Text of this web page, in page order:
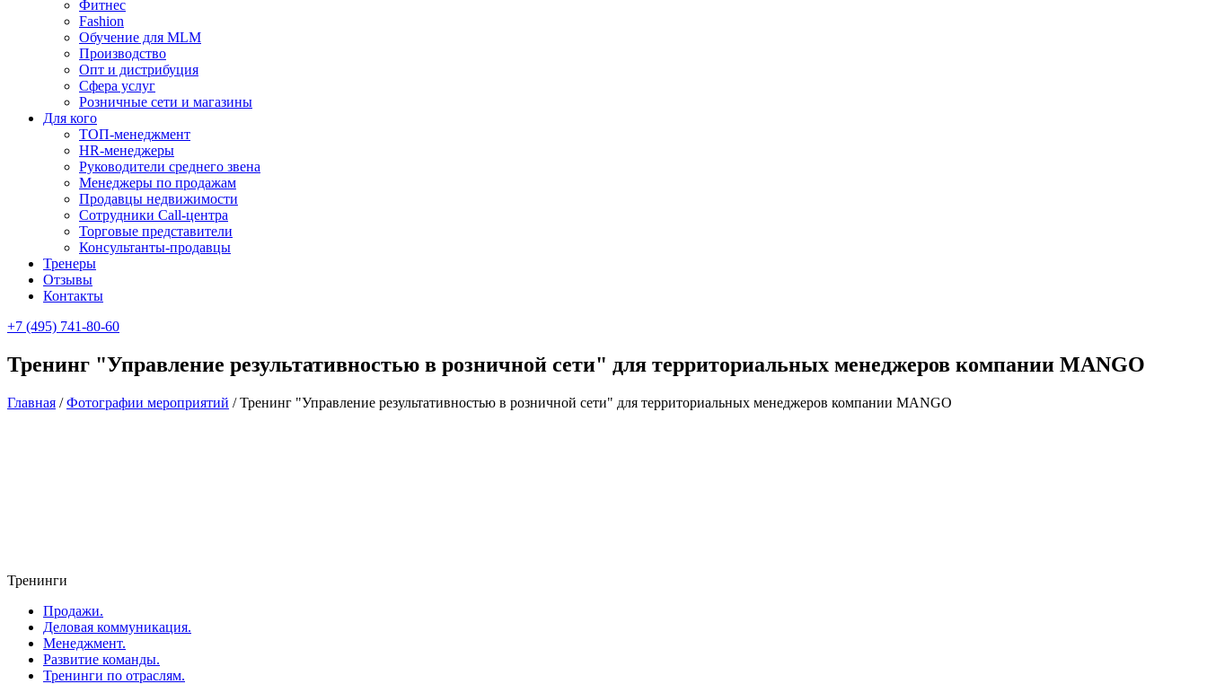
Фитнес
Fashion
Обучение для MLM
Производство
Опт и дистрибуция
Сфера услуг
Розничные сети и магазины
Для кого
ТОП-менеджмент
HR-менеджеры
Руководители среднего звена
Менеджеры по продажам
Продавцы недвижимости
Сотрудники Call-центра
Торговые представители
Консультанты-продавцы
Тренеры
Отзывы
Контакты
+7 (495) 741-80-60
Тренинг "Управление результативностью в розничной сети" для территориальных менеджеров компании MANGO
Главная /Фотографии мероприятий /Тренинг "Управление результативностью в розничной сети" для территориальных менеджеров компании MANGO
Тренинги
Продажи.
Деловая коммуникация.
Менеджмент.
Развитие команды.
Тренинги по отраслям.